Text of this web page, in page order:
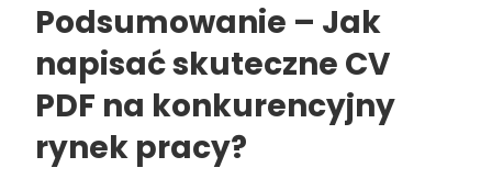
Podsumowanie – Jak
napisać skuteczne CV
PDF na konkurencyjny
rynek pracy?